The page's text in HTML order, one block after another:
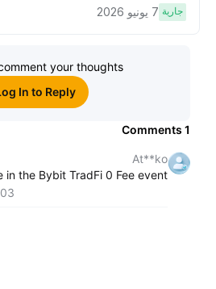
Bybit، بوابتك للوصول المبكر إلى فرص
جارية 7 يونيو 2026
comment your thoughts
Log In to Reply
Comments
At**ko
in the Bybit TradFi 0 Fee event